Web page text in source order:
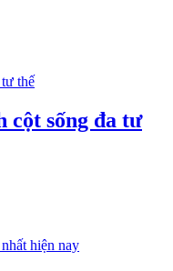
sống đa tư